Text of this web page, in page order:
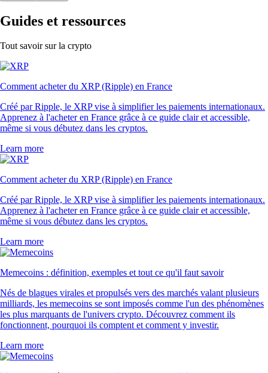
Guides et ressources
Tout savoir sur la crypto
Comment acheter du XRP (Ripple) en France
Créé par Ripple, le XRP vise à simplifier les paiements internationaux.
Apprenez à l'acheter en France grâce à ce guide clair et accessible,
même si vous débutez dans les cryptos.
Learn more
Comment acheter du XRP (Ripple) en France
Créé par Ripple, le XRP vise à simplifier les paiements internationaux.
Apprenez à l'acheter en France grâce à ce guide clair et accessible,
même si vous débutez dans les cryptos.
Learn more
Memecoins : définition, exemples et tout ce qu'il faut savoir
Nés de blagues virales et propulsés vers des marchés valant plusieurs
milliards, les memecoins se sont imposés comme l'un des phénomènes
les plus marquants de l'univers crypto. Découvrez comment ils
fonctionnent, pourquoi ils comptent et comment y investir.
Learn more